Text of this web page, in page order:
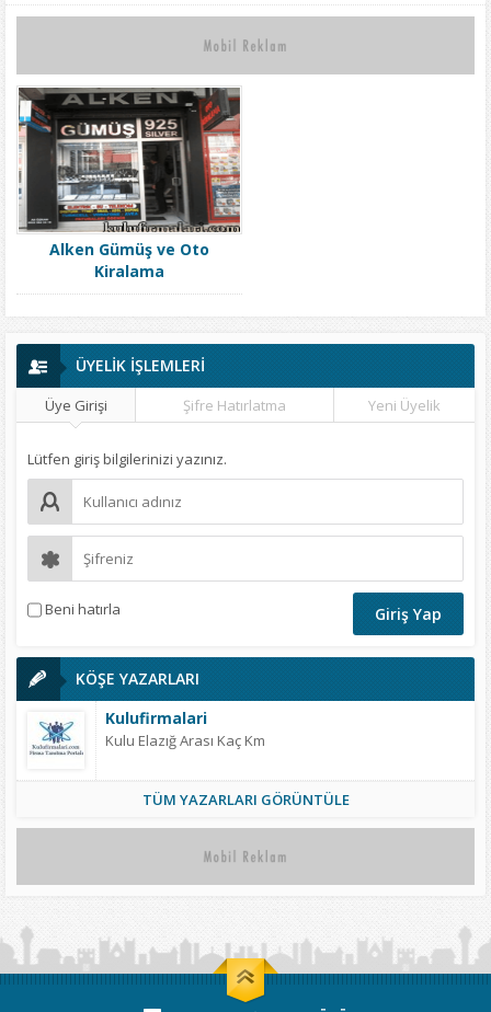
Alken Gümüş ve Oto
Kiralama
ÜYELİK İŞLEMLERİ
Üye Girişi Şifre Hatırlatma Yeni Üyelik
Lütfen giriş bilgilerinizi yazınız.
Beni hatırla
KÖŞE YAZARLARI
Kulufirmalari
Kulu Elazığ Arası Kaç Km
TÜM YAZARLARI GÖRÜNTÜLE